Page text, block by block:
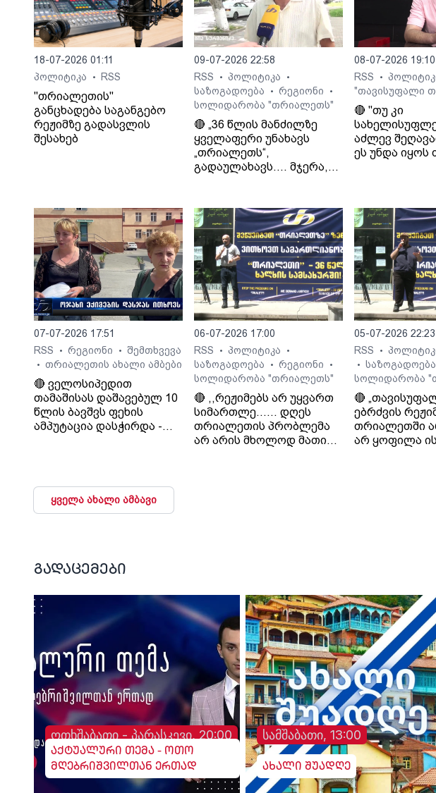
18-07-2026 01:11
პოლიტიკა
• RSS
"თრიალეთის"
განცხადება საგანგებო
რეჟიმზე გადასვლის
შესახებ
09-07-2026 22:58
RSS
• პოლიტიკა •
საზოგადოება • რეგიონი •
სოლიდარობა "თრიალეთს"
🔴 „36 წლის მანძილზე
ყველაფერი უნახავს
„თრიალეთს“,
გადაულახავს.... მჯერა,
დათმობაზე წავა
ხელისუფლება და ის
ელემენტარული
მოთხოვნა რასაც
თრიალეთი ითხოვს
დააკმაყოფილებს.“. - გია
სურმანიძე. ტვ 25-ის
დამფუძნებელი.
08-07-2026 19:10
RSS
•
"თავისუფალი
🔴 "თუ კი
აძლევ
ეს უნდა იყოს
07-07-2026 17:51
RSS
• რეგიონი • შემთხვევა
• თრიალეთის ახალი ამბები
🔴 ველოსიპედით
თამაშისას დაშავებულ 10
წლის ბავშვს ფეხის
ამპუტაცია დასჭირდა -
06-07-2026 17:00
RSS
• პოლიტიკა •
საზოგადოება • რეგიონი •
სოლიდარობა "თრიალეთს"
🔴 ,,რეჟიმებს არ უყვართ
სიმართლე...... დღეს
თრიალეთის პრობლემა
არ არის მხოლოდ მათი
05-07-2026 22:23
RSS
•
• საზოგადოება
სოლიდარობა
🔴
ებრძვის
თრიალეთში
არ ყოფილა
ყველა ახალი ამბავი
გადაცემები
ოთხშაბათი - პარასკევი, 20:00
აქტუალური თემა - ოთო
მღებრიშვილთან ერთად
სამშაბათი, 13:00
ახალი შუადღე